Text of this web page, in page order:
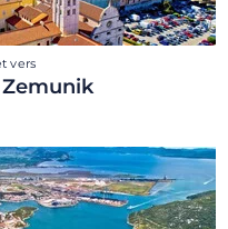
vers